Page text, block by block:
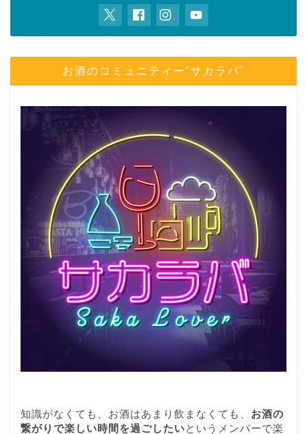
お酒のコミュニティー”サカラバ”
知識がなくても、お酒はあまり飲まなくても、 お酒の
繋がりで楽しい時間を過ごしたいというメンバーで楽